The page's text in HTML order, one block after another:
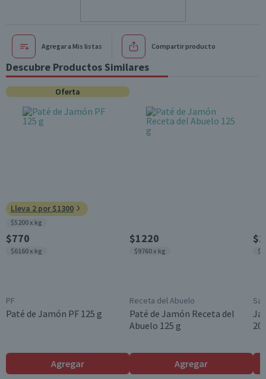
Agregar a Mis listas Compartir producto
Descubre Productos Similares
Oferta
Lleva 2 por $1300
$5200 x kg
$770
$6160 x kg
PF
Paté de Jamón PF 125 g
Agregar
$1220
$9760 x kg
Receta del Abuelo
Paté de Jamón Receta del
Abuelo 125 g
Agregar